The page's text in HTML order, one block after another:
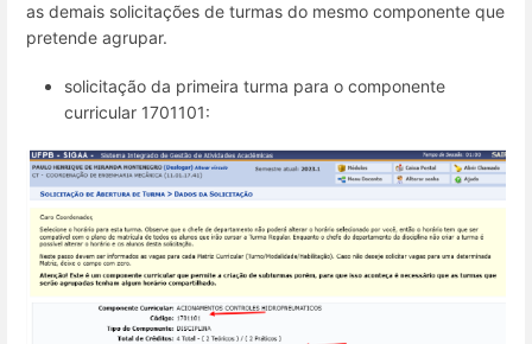
as demais solicitações de turmas do mesmo componente que
pretende agrupar.
solicitação da primeira turma para o componente
curricular 1701101: